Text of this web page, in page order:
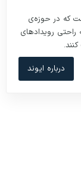
حوزه‌ی
ایوند